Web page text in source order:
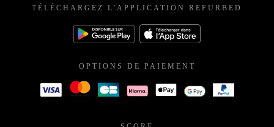
TÉLÉCHARGEZ L'APPLICATION REFURBED
OPTIONS DE PAIEMENT